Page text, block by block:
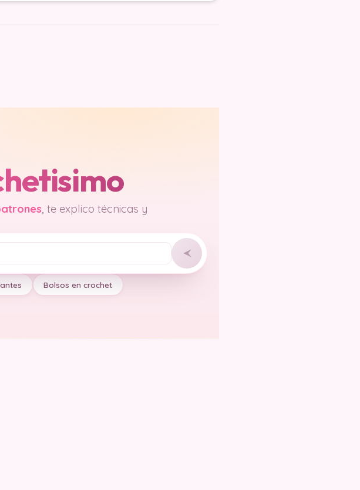
, te explico técnicas y
Bolsos en crochet